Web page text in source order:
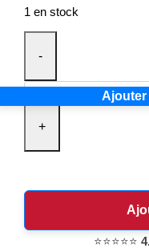
1 en stock
-
+
Ajouter
⭐⭐⭐⭐⭐